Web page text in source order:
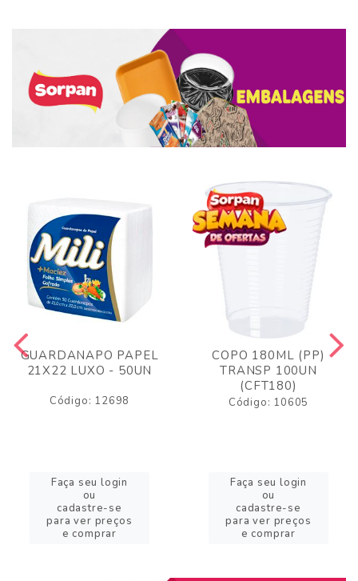
GUARDANAPO PAPEL
21X22 LUXO - 50UN
Código: 12698
Faça seu login
ou
cadastre-se
para ver preços
e comprar
COPO 180ML (PP)
TRANSP 100UN
(CFT180)
Código: 10605
Faça seu login
ou
cadastre-se
para ver preços
e comprar